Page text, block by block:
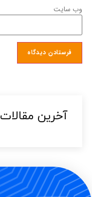
وب‌ سایت
آخرین مقالات​